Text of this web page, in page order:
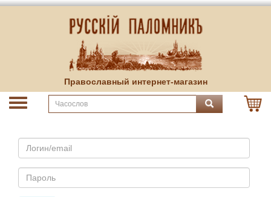
Православный интернет-магазин
Email
Пароль